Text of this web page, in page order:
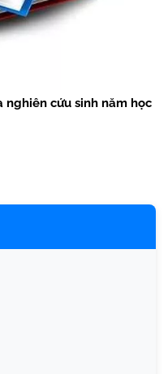
nghiên cứu sinh năm học